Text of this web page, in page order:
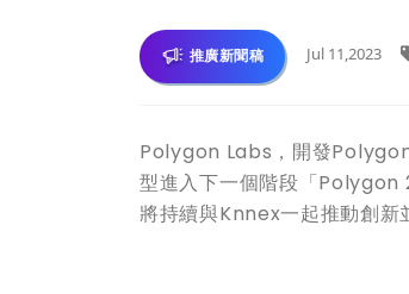
推廣新聞稿 Jul 11,2023
Polygon Labs，開發Polygon
型進入下一個階段「Polygon
將持續與Knnex一起推動創新